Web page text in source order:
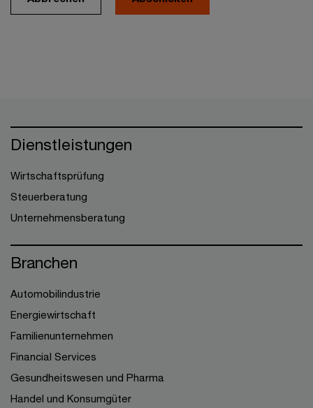
Dienstleistungen
Wirtschaftsprüfung
Steuerberatung
Unternehmensberatung
Branchen
Automobilindustrie
Energiewirtschaft
Familienunternehmen
Financial Services
Gesundheitswesen und Pharma
Handel und Konsumgüter